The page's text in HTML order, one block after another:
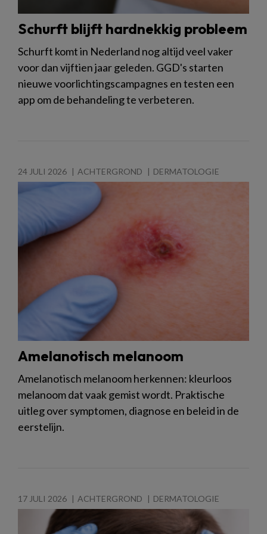
Schurft blijft hardnekkig probleem
Schurft komt in Nederland nog altijd veel vaker
voor dan vijftien jaar geleden. GGD's starten
nieuwe voorlichtingscampagnes en testen een
app om de behandeling te verbeteren.
24 JULI 2026 ACHTERGROND DERMATOLOGIE
Amelanotisch melanoom
Amelanotisch melanoom herkennen: kleurloos
melanoom dat vaak gemist wordt. Praktische
uitleg over symptomen, diagnose en beleid in de
eerstelijn.
17 JULI 2026 ACHTERGROND DERMATOLOGIE